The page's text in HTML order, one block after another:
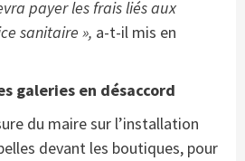
payer les frais liés aux
sanitaire », a-t-il mis en
galeries en désaccord
du maire sur l’installation
devant les boutiques, pour